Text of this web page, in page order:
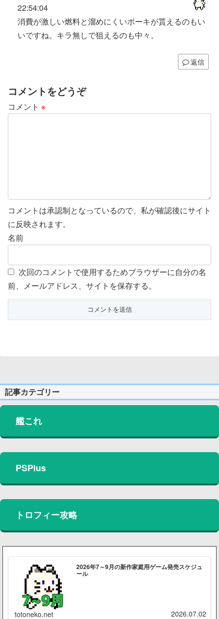
22:54:04
消費が激しい燃料と溜めにくいボーキが貰えるのもい
いですね。キラ無しで狙えるのも中々。
返信
コメントをどうぞ
コメント ※
コメントは承認制となっているので、私が確認後にサイト
に反映されます。
名前
次回のコメントで使用するためブラウザーに自分の名
前、メールアドレス、サイトを保存する。
記事カテゴリー
艦これ
PSPlus
トロフィー攻略
2026年7～9月の新作家庭用ゲーム発売スケジュ
ール
totoneko.net 2026.07.02